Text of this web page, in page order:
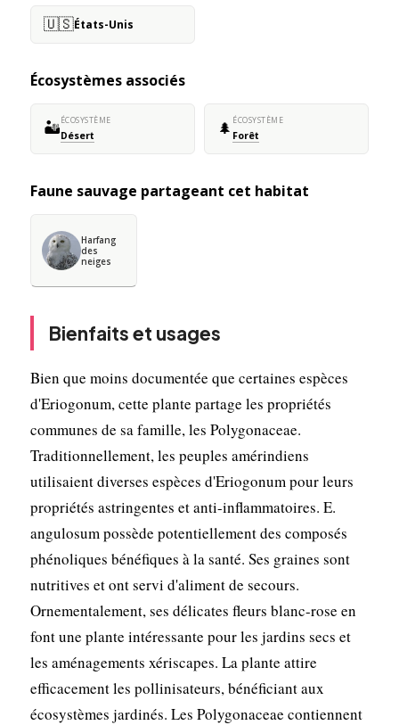
🇺🇸États-Unis
Écosystèmes associés
🏜️ÉCOSYSTÈME
Désert 🌲 ÉCOSYSTÈME
Forêt
Faune sauvage partageant cet habitat
Harfang
des
neiges
Bienfaits et usages
Bien que moins documentée que certaines espèces
d'Eriogonum, cette plante partage les propriétés
communes de sa famille, les Polygonaceae.
Traditionnellement, les peuples amérindiens
utilisaient diverses espèces d'Eriogonum pour leurs
propriétés astringentes et anti-inflammatoires. E.
angulosum possède potentiellement des composés
phénoliques bénéfiques à la santé. Ses graines sont
nutritives et ont servi d'aliment de secours.
Ornementalement, ses délicates fleurs blanc-rose en
font une plante intéressante pour les jardins secs et
les aménagements xériscapes. La plante attire
efficacement les pollinisateurs, bénéficiant aux
écosystèmes jardinés. Les Polygonaceae contiennent